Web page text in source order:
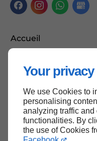
Your
We use Cookies to
personalising
analyzing traffic
functionalities. By
the use of Cookies
Accueil
Mentions légales
Plan du site